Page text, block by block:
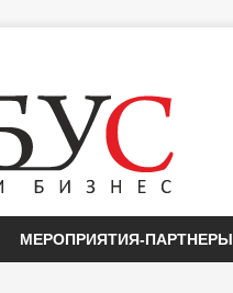
МЕРОПРИЯТИЯ-ПАРТНЕРЫ